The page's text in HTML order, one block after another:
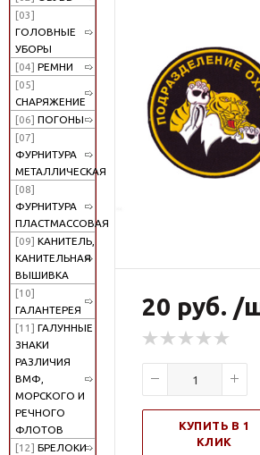
[03]
ГОЛОВНЫЕ
УБОРЫ
[04] РЕМНИ
[05]
СНАРЯЖЕНИЕ
[06] ПОГОНЫ
[07]
ФУРНИТУРА
МЕТАЛЛИЧЕСКАЯ
[08]
ФУРНИТУРА
ПЛАСТМАССОВАЯ
[09] КАНИТЕЛЬ,
КАНИТЕЛЬНАЯ
ВЫШИВКА
[10]
ГАЛАНТЕРЕЯ
[11] ГАЛУННЫЕ
ЗНАКИ
РАЗЛИЧИЯ
ВМФ,
МОРСКОГО И
РЕЧНОГО
ФЛОТОВ
[12] БРЕЛОКИ
20 руб. /
КУПИТЬ В 1
КЛИК